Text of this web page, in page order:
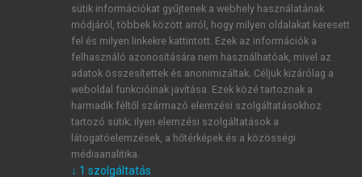
ÚJ FIÓK LÉTREHOZÁSA
1 óra díjmentes hozzáférés
E-MAIL-CÍM
sütik információkat gyűjtenek a webhely használatának
módjáról, többek között arról, hogy milyen oldalakat keresett
fel és milyen linkekre kattintott. Ezek az információk a
felhasználó azonosítására nem használhatóak, mivel az
adatok összesítettek és anonimizáltak. Céljuk kizárólag a
weboldal funkcióinak javítása. Ezek közé tartoznak a
harmadik féltől származó elemzési szolgáltatásokhoz
tartozó sütik; ilyen elemzési szolgáltatások a
látogatóelemzések, a hőtérképek és a közösségi
médiaanalitika.
↓ 1 szolgáltatás